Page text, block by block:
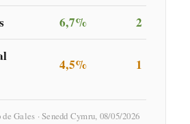
6,7%
2
4,5% 1
Gales · Senedd Cymru, 08/05/2026